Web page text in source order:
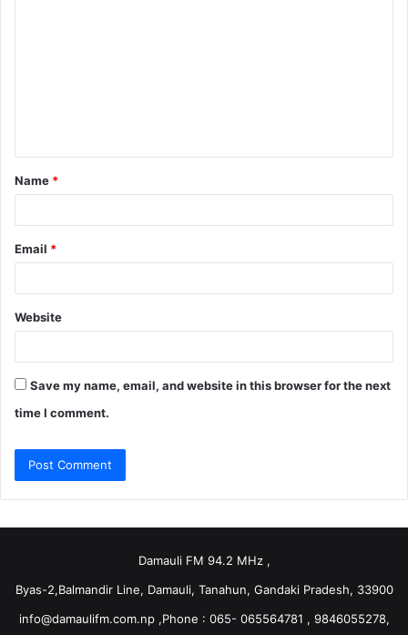
t
*
Name *
Email *
Website
Save my name, email, and website in this browser for the next
time I comment.
Damauli FM 94.2 MHz ,
Byas-2,Balmandir Line, Damauli, Tanahun, Gandaki Pradesh, 33900
info@damaulifm.com.np,Phone : 065- 065564781 , 9846055278,